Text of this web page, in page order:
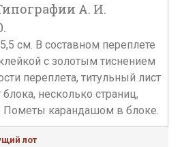
А. И.
см. В составном переплете
с золотым тиснением
переплета, титульный лист
блока, несколько страниц,
Пометы карандашом в блоке.
лот